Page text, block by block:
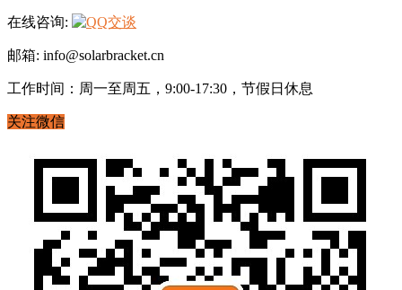
在线咨询:
邮箱: info@solarbracket.cn
工作时间：周一至周五，9:00-17:30，节假日休息
关注微信